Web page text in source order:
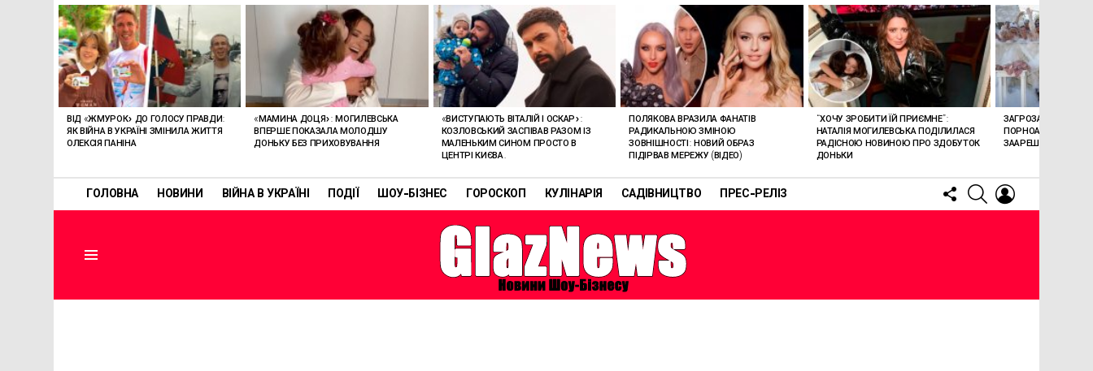
ГОЛОВНА НОВИНИ ВІЙНА В УКРАЇНІ ПОДІЇ ШОУ-БІЗНЕС ГОРОСКОП КУЛІНАРІЯ САДІВНИЦТВО ПРЕС-РЕЛІЗ
FOLLOW
US
SEARCH
ОСТАННІ
СТАТТІ
ВІД «ЖМУРОК» ДО ГОЛОСУ ПРАВДИ:
ЯК ВІЙНА В УКРАЇНІ ЗМІНИЛА ЖИТТЯ
ОЛЕКСІЯ ПАНІНА
«МАМИНА ДОЦЯ»: МОГИЛЕВСЬКА
ВПЕРШЕ ПОКАЗАЛА МОЛОДШУ
ДОНЬКУ БЕЗ ПРИХОВУВАННЯ
«ВИСТУПАЮТЬ ВІТАЛІЙ І ОСКАР»:
КОЗЛОВСЬКИЙ ЗАСПІВАВ РАЗОМ ІЗ
МАЛЕНЬКИМ СИНОМ ПРОСТО В
ЦЕНТРІ КИЄВА.
ПОЛЯКОВА ВРАЗИЛА ФАНАТІВ
РАДИКАЛЬНОЮ ЗМІНОЮ
ЗОВНІШНОСТІ: НОВИЙ ОБРАЗ
ПІДІРВАВ МЕРЕЖУ (ВІДЕО)
“ХОЧУ ЗРОБИТИ ЇЙ ПРИЄМНЕ”:
НАТАЛІЯ МОГИЛЕВСЬКА ПОДІЛИЛАСЯ
РАДІСНОЮ НОВИНОЮ ПРО ЗДОБУТОК
ДОНЬКИ
ЗАГРОЗА 15 РОКІВ
ПОРНОАКТОРКА
ЗААРЕШТОВАНА НА